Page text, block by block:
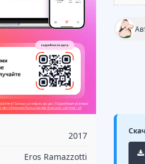
2017
Eros Ramazzotti